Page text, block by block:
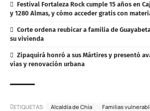
Festival Fortaleza Rock cumple 15 años en
y 1280 Almas, y cómo acceder gratis con
Corte ordena reubicar a familia de
su vivienda
Zipaquirá honró a sus Mártires y presentó
vías y renovación urbana
ETIQUETAS: Alcaldía de Chía
Familias